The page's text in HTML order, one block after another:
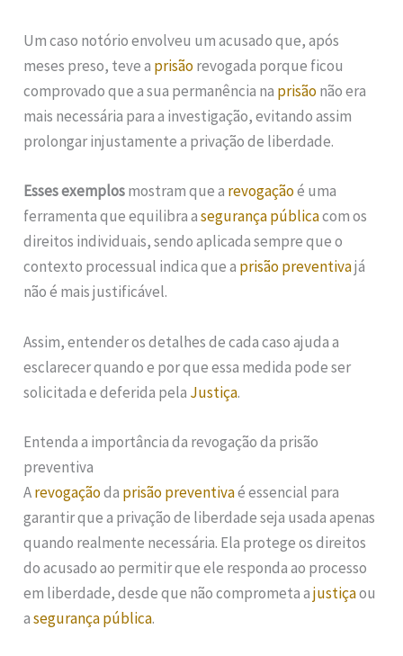
Um caso notório envolveu um acusado que, após
meses preso, teve a prisãorevogada porque ficou
comprovado que a sua permanência na prisãonão era
mais necessária para a investigação, evitando assim
prolongar injustamente a privação de liberdade.
Esses exemplosmostram que a revogaçãoé uma
ferramenta que equilibra asegurança públicacom os
direitos individuais, sendo aplicada sempre que o
contexto processual indica que a prisão preventivajá
não é mais justificável.
Assim, entender os detalhes de cada caso ajuda a
esclarecer quando e por que essa medida pode ser
solicitada e deferida pela Justiça.
Entenda a importância da revogação da prisão
preventiva
Arevogaçãoda prisão preventivaé essencial para
garantir que a privação de liberdade seja usada apenas
quando realmente necessária. Ela protege os direitos
do acusado ao permitir que ele responda ao processo
em liberdade, desde que não comprometa ajustiçaou
asegurança pública.